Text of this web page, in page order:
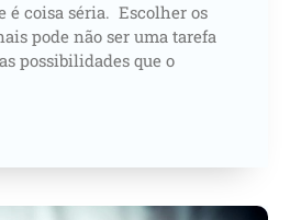
é coisa séria. Escolher os
pode não ser uma tarefa
possibilidades que o